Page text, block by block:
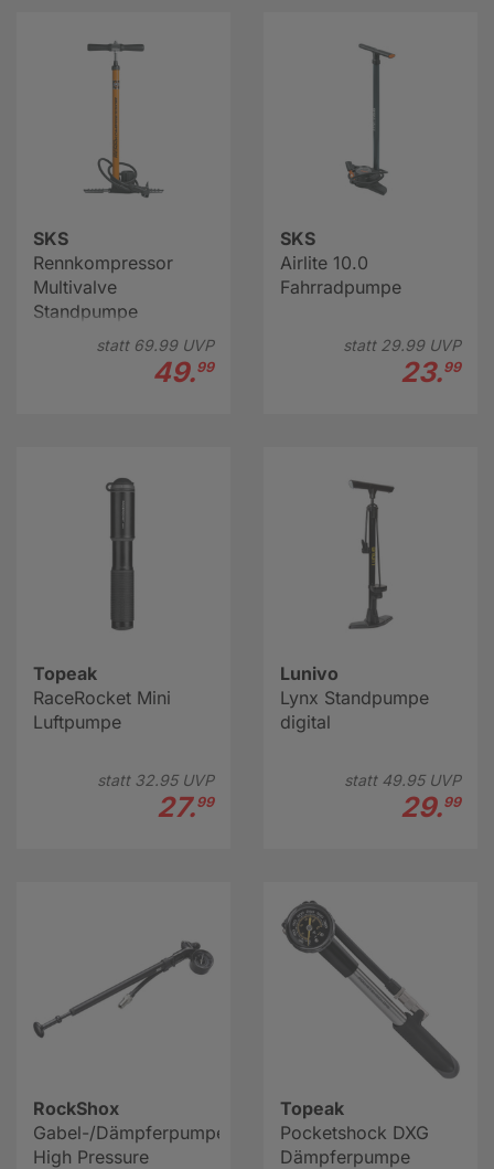
SKS
Rennkompressor
Multivalve
Standpumpe
statt 69.99UVP
49.99
SKS
Airlite 10.0
Fahrradpumpe
statt 29.99UVP
23.99
Topeak
RaceRocket Mini
Luftpumpe
statt 32.95UVP
27.99
Lunivo
Lynx Standpumpe
digital
statt 49.95UVP
29.99
RockShox
Gabel-/Dämpferpumpe
High Pressure
Topeak
Pocketshock DXG
Dämpferpumpe